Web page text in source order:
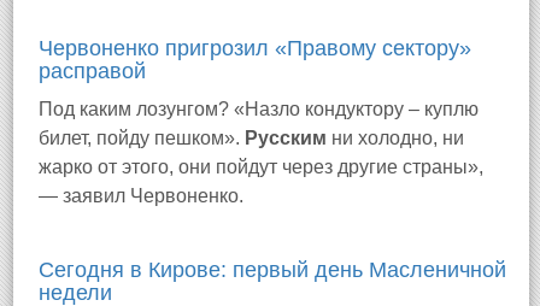
Червоненко пригрозил «Правому сектору»
расправой
Под каким лозунгом? «Назло кондуктору – куплю
билет, пойду пешком». Русским ни холодно, ни
жарко от этого, они пойдут через другие страны»,
— заявил Червоненко.
Сегодня в Кирове: первый день Масленичной
недели